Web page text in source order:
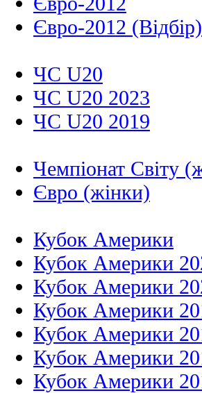
Євро-2012 (Відбір)
ЧС U20
ЧС U20 2023
ЧС U20 2019
Чемпіонат Світу
Євро (жінки)
Кубок Америки
Кубок Америки
Кубок Америки
Кубок Америки
Кубок Америки
Кубок Америки
Кубок Америки